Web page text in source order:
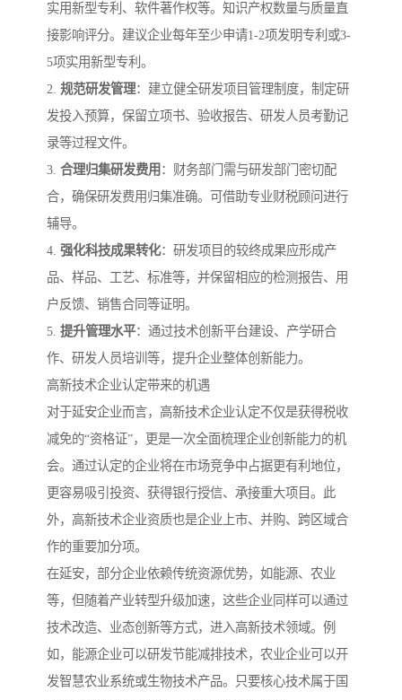
实用新型专利、软件著作权等。知识产权数量与质量直
接影响评分。建议企业每年至少申请1-2项发明专利或3-
5项实用新型专利。
2. 规范研发管理：建立健全研发项目管理制度，制定研
发投入预算，保留立项书、验收报告、研发人员考勤记
录等过程文件。
3. 合理归集研发费用 ：财务部门需与研发部门密切配
合，确保研发费用归集准确。可借助专业财税顾问进行
辅导。
4. 强化科技成果转化：研发项目的较终成果应形成产
品、样品、工艺、标准等，并保留相应的检测报告、用
户反馈、销售合同等证明。
5. 提升管理水平：通过技术创新平台建设、产学研合
作、研发人员培训等，提升企业整体创新能力。
高新技术企业认定带来的机遇
对于延安企业而言，高新技术企业认定不仅是获得税收
减免的“资格证”，更是一次全面梳理企业创新能力的机
会。通过认定的企业将在市场竞争中占据更有利地位，
更容易吸引投资、获得银行授信、承接重大项目。此
外，高新技术企业资质也是企业上市、并购、跨区域合
作的重要加分项。
在延安，部分企业依赖传统资源优势，如能源、农业
等，但随着产业转型升级加速，这些企业同样可以通过
技术改造、业态创新等方式，进入高新技术领域。例
如，能源企业可以研发节能减排技术，农业企业可以开
发智慧农业系统或生物技术产品。只要核心技术属于国